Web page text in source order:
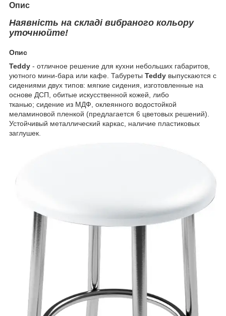
Опис
Наявність на складі вибраного кольору
уточнюйте!
Опис
Teddy - отличное решение для кухни небольших габаритов,
уютного мини-бара или кафе. Табуреты Teddy выпускаются с
сидениями двух типов: мягкие сидения, изготовленные на
основе ДСП, обитые искусственной кожей, либо
тканью; сидение из МДФ, оклеянного водостойкой
меламиновой пленкой (предлагается 6 цветовых решений).
Устойчивый металлический каркас, наличие пластиковых
заглушек.